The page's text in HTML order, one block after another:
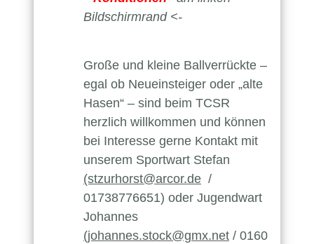
Bildschirmrand <-
Große und kleine Ballverrückte –
egal ob Neueinsteiger oder „alte
Hasen“ – sind beim TCSR
herzlich willkommen und können
bei Interesse gerne Kontakt mit
unserem Sportwart Stefan
(stzurhorst@arcor.de /
01738776651) oder Jugendwart
Johannes
(johannes.stock@gmx.net / 0160